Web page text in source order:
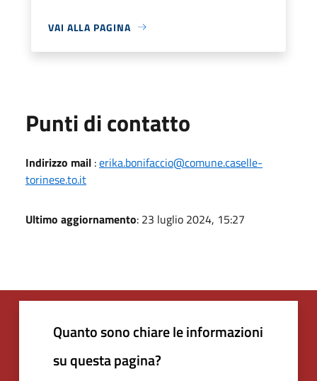
VAI ALLA PAGINA
Punti di contatto
Indirizzo mail :erika.bonifaccio@comune.caselle-
torinese.to.it
Ultimo aggiornamento: 23 luglio 2024, 15:27
Quanto sono chiare le informazioni
su questa pagina?